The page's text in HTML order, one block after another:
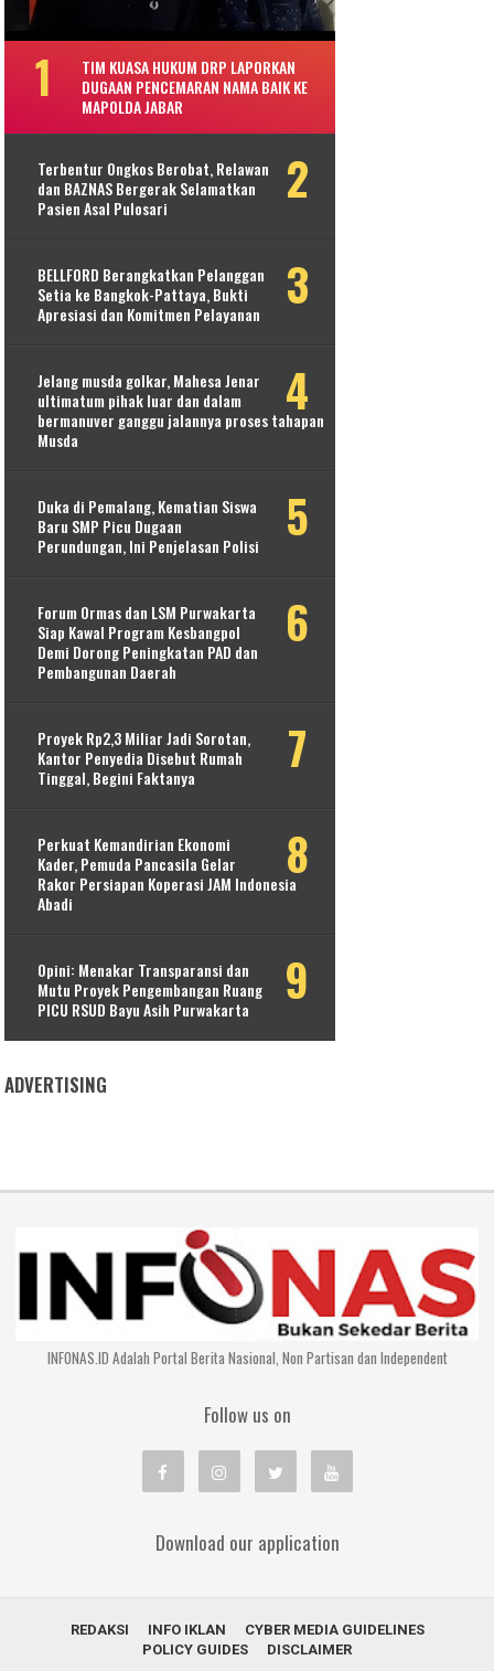
TIM KUASA HUKUM DRP LAPORKAN
DUGAAN PENCEMARAN NAMA BAIK KE
MAPOLDA JABAR
Terbentur Ongkos Berobat, Relawan
dan BAZNAS Bergerak Selamatkan
Pasien Asal Pulosari
BELLFORD Berangkatkan Pelanggan
Setia ke Bangkok-Pattaya, Bukti
Apresiasi dan Komitmen Pelayanan
Jelang musda golkar, Mahesa Jenar
ultimatum pihak luar dan dalam
bermanuver ganggu jalannya proses tahapan
Musda
Duka di Pemalang, Kematian Siswa
Baru SMP Picu Dugaan
Perundungan, Ini Penjelasan Polisi
Forum Ormas dan LSM Purwakarta
Siap Kawal Program Kesbangpol
Demi Dorong Peningkatan PAD dan
Pembangunan Daerah
Proyek Rp2,3 Miliar Jadi Sorotan,
Kantor Penyedia Disebut Rumah
Tinggal, Begini Faktanya
Perkuat Kemandirian Ekonomi
Kader, Pemuda Pancasila Gelar
Rakor Persiapan Koperasi JAM Indonesia
Abadi
Opini: Menakar Transparansi dan
Mutu Proyek Pengembangan Ruang
PICU RSUD Bayu Asih Purwakarta
ADVERTISING
INFONAS.ID Adalah Portal Berita Nasional, Non Partisan dan Independent
Follow us on
Download our application
REDAKSI INFO IKLAN
CYBER MEDIA GUIDELINES
POLICY GUIDES
DISCLAIMER